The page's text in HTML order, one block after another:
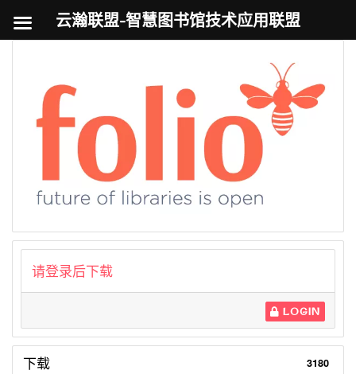
请登录后下载
LOGIN
下载 3180
云瀚联盟-智慧图书馆技术应用联盟